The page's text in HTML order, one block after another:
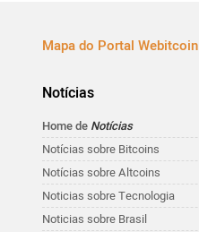
Mapa do Portal Webitcoin
Notícias
Home de Notícias
Notícias sobre Bitcoins
Notícias sobre Altcoins
Noticias sobre Tecnologia
Noticias sobre Brasil